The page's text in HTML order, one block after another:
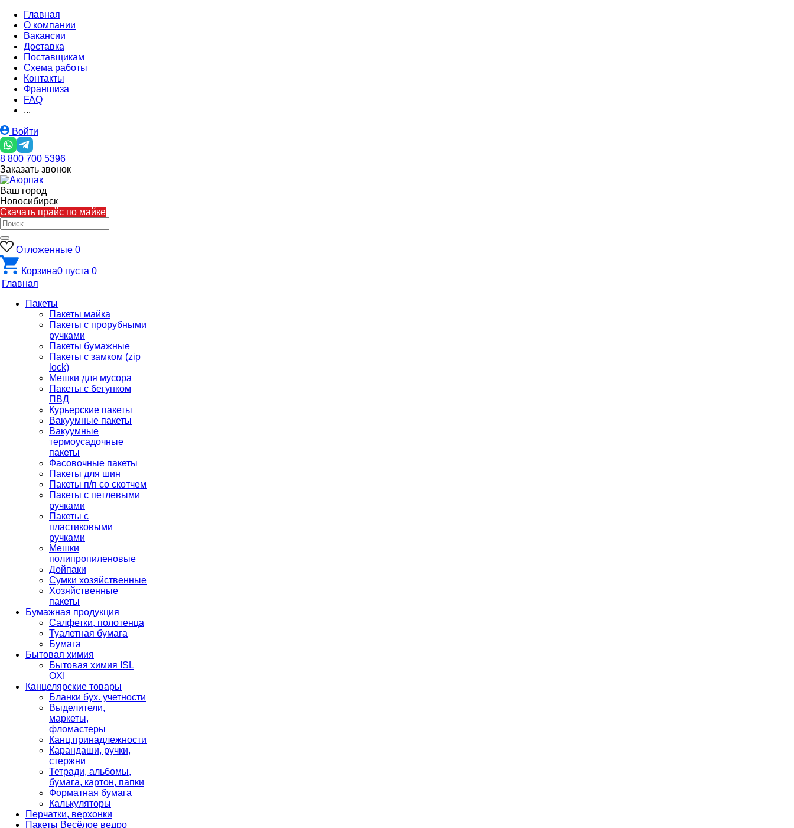
Главная
О компании
Вакансии
Доставка
Поставщикам
Схема работы
Контакты
Франшиза
FAQ
...
Войти
8 800 700 5396
Заказать звонок
Ваш город
Новосибирск
Скачать прайс по майке
Отложенные 0
Корзина0 пуста 0
Главная
Пакеты
Пакеты майка
Пакеты с прорубными
ручками
Пакеты бумажные
Пакеты с замком (zip
lock)
Мешки для мусора
Пакеты с бегунком
ПВД
Курьерские пакеты
Вакуумные пакеты
Вакуумные
термоусадочные
пакеты
Фасовочные пакеты
Пакеты для шин
Пакеты п/п со скотчем
Пакеты с петлевыми
ручками
Пакеты с
пластиковыми
ручками
Мешки
полипропиленовые
Дойпаки
Сумки хозяйственные
Хозяйственные
пакеты
Бумажная продукция
Салфетки, полотенца
Туалетная бумага
Бумага
Бытовая химия
Бытовая химия ISL
OXI
Канцелярские товары
Бланки бух. учетности
Выделители,
маркеты,
фломастеры
Канц.принадлежности
Карандаши, ручки,
стержни
Тетради, альбомы,
бумага, картон, папки
Форматная бумага
Калькуляторы
Перчатки, верхонки
Пакеты Весёлое ведро